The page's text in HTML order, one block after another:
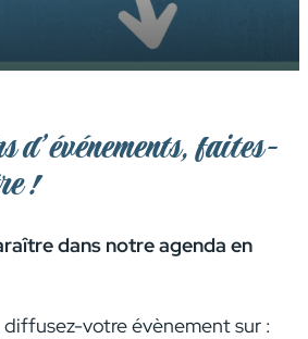
d’événements, faites-
!
dans notre agenda en
diffusez-votre évènement sur :